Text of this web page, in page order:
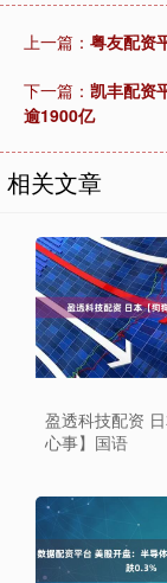
上一篇： 粤友配资
下一篇： 凯丰配资
逾1900亿
相关文章
盈透科技配资
心事】国语